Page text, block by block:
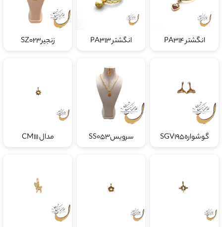
انگشتر PA314 انگشتر PA313 زنجیرSZ023
گوشوارهSGV195 سرویسSS053 مدال CM111